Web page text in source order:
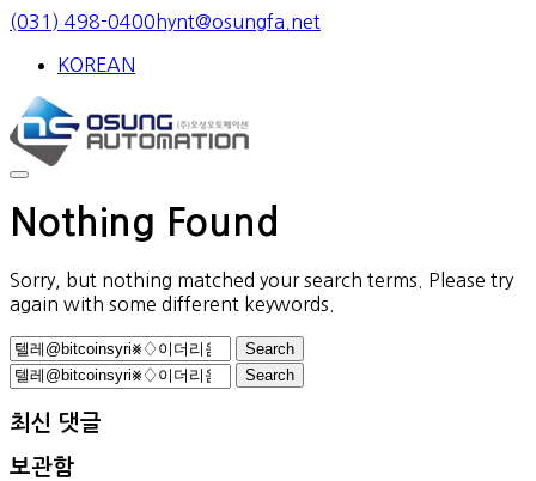
Skip
content
(031) 498-0400 hynt@osungfa.net
KOREAN
Nothing Found
Sorry, but nothing matched your search terms. Please try
again with some different keywords.
Search
for:
Search
최신 댓글
보관함